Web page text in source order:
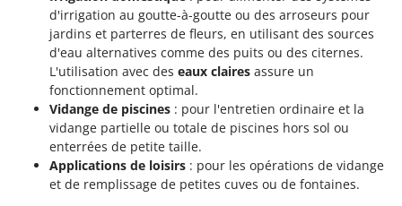
Partisani
Paterlini
Philips
Pramac
Prismafood
R.G.V.
Rato
d'irrigation au goutte-à-goutte ou des arroseurs pour
jardins et parterres de fleurs, en utilisant des sources
d'eau alternatives comme des puits ou des citernes.
L'utilisation avec des eaux claires assure un
fonctionnement optimal.
Vidange de piscines : pour l'entretien ordinaire et la
vidange partielle ou totale de piscines hors sol ou
enterrées de petite taille.
Applications de loisirs : pour les opérations de vidange
et de remplissage de petites cuves ou de fontaines.